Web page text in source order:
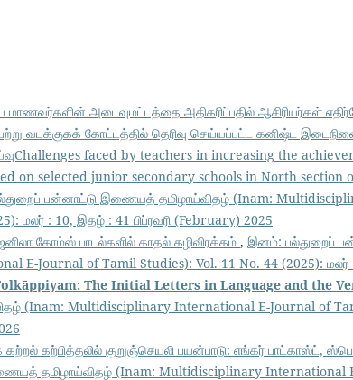
மாணவர்களின் அடைவுமட்டத்தை அதிகரிப்பதில் ஆசிரியர்கள்
வடக்குகக் கோட்டத்தில் தெரிவு செய்யப்பட்ட கனிஷ்ட
faced by teachers in increasing the
on selected junior secondary schools in North section
பன்னாட்டு இணையத் தமிழாய்விதழ் (Inam:
மலர் : 10, இதழ் : 41 பிப்ரவரி (February) 2025
கோம்ஸ் பாடல்களில் காதல் கழிவிரக்கம் , இனம்: பல்துறைப்
E-Journal of Tamil Studies): Vol. 11 No. 44 (2025):
The Initial Letters in Language and the
(Inam: Multidisciplinary International E-Journal of
கற்றல் கற்பித்தலில் குறுஞ்செயலி பயன்பாடு: எங்கர் பாட்காஸ்ட்,
தமிழாய்விதழ் (Inam: Multidisciplinary International